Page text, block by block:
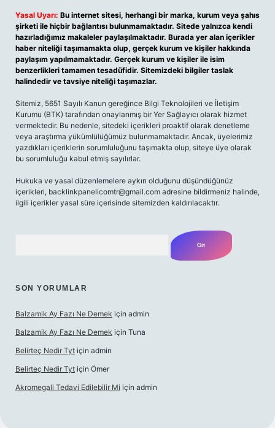
Yasal Uyarı: Bu internet sitesi, herhangi bir marka, kurum veya şahıs
şirketi ile hiçbir bağlantısı bulunmamaktadır. Sitede yalnızca kendi
hazırladığımız makaleler paylaşılmaktadır. Burada yer alan içerikler
haber niteliği taşımamakta olup, gerçek kurum ve kişiler hakkında
paylaşım yapılmamaktadır. Gerçek kurum ve kişiler ile isim
benzerlikleri tamamen tesadüfidir. Sitemizdeki bilgiler taslak
halindedir ve tavsiye niteliği taşımazlar.
Sitemiz, 5651 Sayılı Kanun gereğince Bilgi Teknolojileri ve İletişim
Kurumu (BTK) tarafından onaylanmış bir Yer Sağlayıcı olarak hizmet
vermektedir. Bu nedenle, sitedeki içerikleri proaktif olarak denetleme
veya araştırma yükümlülüğümüz bulunmamaktadır. Ancak, üyelerimiz
yazdıkları içeriklerin sorumluluğunu taşımakta olup, siteye üye olarak
bu sorumluluğu kabul etmiş sayılırlar.
Hukuka ve yasal düzenlemelere aykırı olduğunu düşündüğünüz
içerikleri, backlinkpanelicomtr@gmail.com adresine bildirmeniz halinde,
ilgili içerikler yasal süre içerisinde sitemizden kaldırılacaktır.
SON YORUMLAR
Balzamik Ay Fazı Ne Demek için admin
Balzamik Ay Fazı Ne Demek için Tuna
Belirteç Nedir Tyt için admin
Belirteç Nedir Tyt için Ömer
Akromegali Tedavi Edilebilir Mi için admin